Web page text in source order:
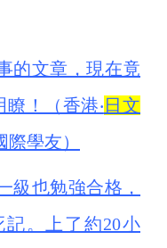
的文章，現在竟
！（香港‧ 日文
際學友）
級也勉強合格，
。上了約20小